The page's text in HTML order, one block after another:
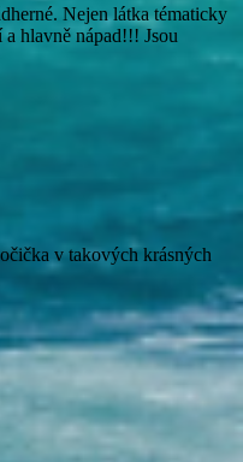
Nejen látka tématicky
hlavně nápad!!! Jsou
v takových krásných